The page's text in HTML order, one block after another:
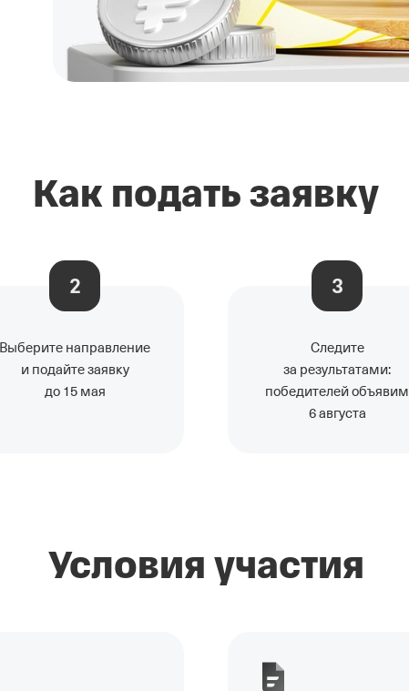
Как подать заявку
2
Выберите направление
и подайте заявку
до 15 мая
3
Следите
за результатами:
победителей объявим
6 августа
Условия участия